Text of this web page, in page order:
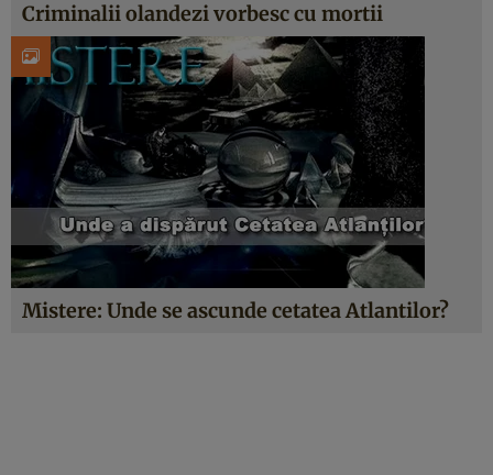
Criminalii olandezi vorbesc cu mortii
Mistere: Unde se ascunde cetatea Atlantilor?